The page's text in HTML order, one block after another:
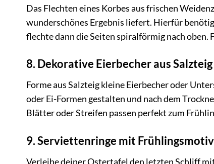
Das Flechten eines Korbes aus frischen
wunderschönes Ergebnis liefert. Hierfür
flechte dann die Seiten spiralförmig nach
8. Dekorative Eierbecher aus Salzteig
Forme aus Salzteig kleine Eierbecher oder
oder Ei-Formen gestalten und nach dem
Blätter oder Streifen passen perfekt zum
9. Serviettenringe mit
Verleihe deiner Ostertafel den letzten Schliff